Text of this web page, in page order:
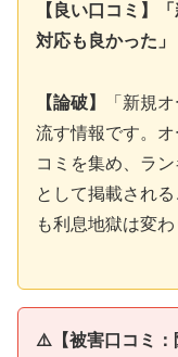
【良い口コミ】
対応も良かった」
【論破】
「新規
流す情報です。
コミを集め、ラ
として掲載され
も利息地獄は変わ
⚠️【被害口コミ：